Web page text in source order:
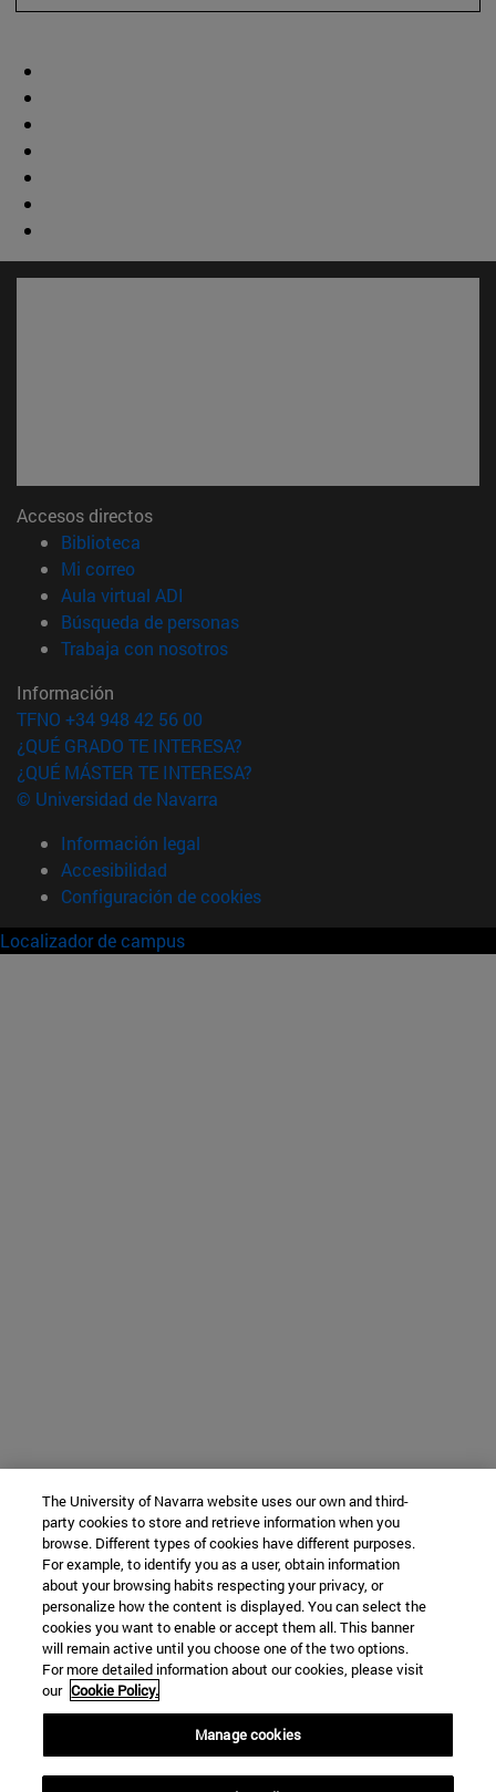
Accesos directos
Biblioteca
Mi correo(abre en nueva ventana)
Aula virtual ADI
Búsqueda de personas(abre en nueva ventana)
Trabaja con nosotros(abre en nueva ventana)
Información
TFNO +34 948 42 56 00
¿QUÉ GRADO TE INTERESA?
¿QUÉ MÁSTER TE INTERESA?
© Universidad de Navarra
Información legal
Accesibilidad
Configuración de cookies
Localizador de campus
The University of Navarra website uses our own and third-
party cookies to store and retrieve information when you
browse. Different types of cookies have different purposes.
For example, to identify you as a user, obtain information
about your browsing habits respecting your privacy, or
personalize how the content is displayed. You can select the
cookies you want to enable or accept them all. This banner
will remain active until you choose one of the two options.
For more detailed information about our cookies, please visit
our Cookie Policy.
Manage cookies